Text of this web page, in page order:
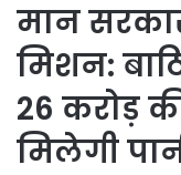
मान
मिशन:
26 करोड़
मिलेगी